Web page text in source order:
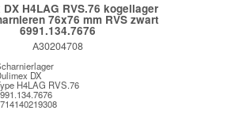
H4LAG RVS.76 kogellager
76x76 mm RVS zwart
6991.134.7676
A30204708
DX
H4LAG RVS.76